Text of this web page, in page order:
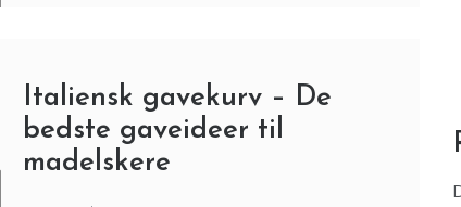
madelskeren i dit liv. En gavekurv fyldt med
lækre italienske delikatesser giver den ultimative
madoplevelse. Uanset om